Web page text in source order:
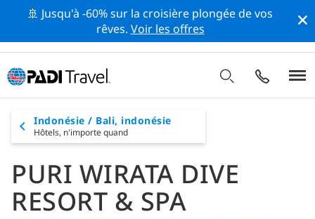
🚢 Jusqu'à -60% sur la croisière plongée de vos
rêves. Voir les offres
Indonésie / Bali, indonésie
Hôtels, n'importe quand
PURI WIRATA DIVE
RESORT & SPA